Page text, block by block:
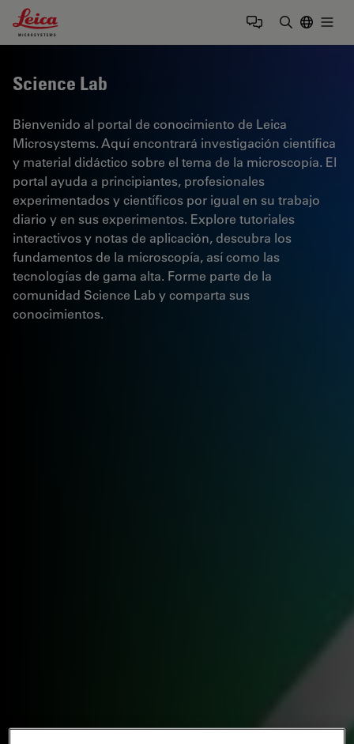
Leica Microsystems Logo
Science Lab
Bienvenido al portal de conocimiento de Leica
Microsystems. Aquí encontrará investigación científica
y material didáctico sobre el tema de la microscopía. El
portal ayuda a principiantes, profesionales
experimentados y científicos por igual en su trabajo
diario y en sus experimentos. Explore tutoriales
interactivos y notas de aplicación, descubra los
fundamentos de la microscopía, así como las
tecnologías de gama alta. Forme parte de la
comunidad Science Lab y comparta sus
conocimientos.